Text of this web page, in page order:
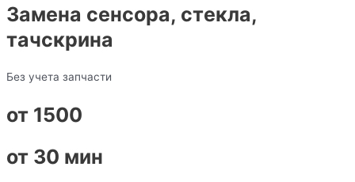
Замена сенсора, стекла,
тачскрина
Без учета запчасти
от 1500
от 30 мин